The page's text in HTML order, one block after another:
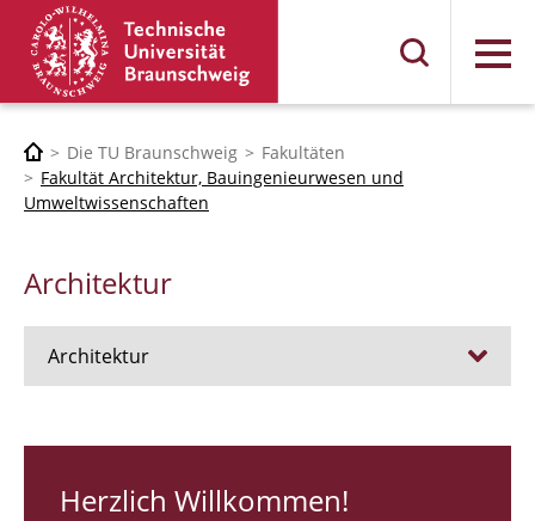
Menü
Die TU Braunschweig
Fakultäten
Fakultät Architektur, Bauingenieurwesen und
Umweltwissenschaften
Architektur
Architektur
RUNDGANG 26
Herzlich Willkommen!